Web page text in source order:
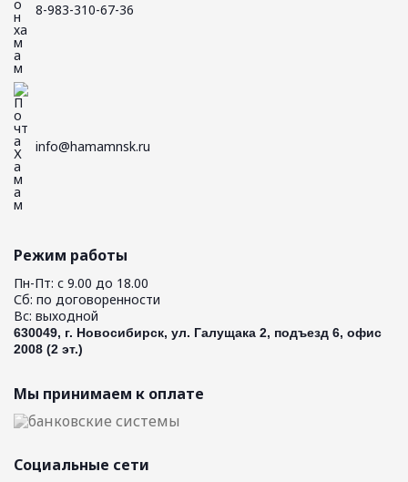
8-983-310-67-36
info@hamamnsk.ru
Режим работы
Пн-Пт: с 9.00 до 18.00
Сб: по договоренности
Вс: выходной
630049, г. Новосибирск, ул. Галущака 2, подъезд 6, офис
2008 (2 эт.)
Мы принимаем к оплате
Социальные сети